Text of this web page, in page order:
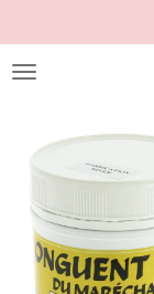
au
contenu